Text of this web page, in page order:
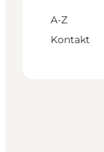
A-Z
Kontakt